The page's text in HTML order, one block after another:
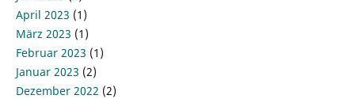
April 2023 (1)
März 2023 (1)
Februar 2023 (1)
Januar 2023 (2)
Dezember 2022 (2)